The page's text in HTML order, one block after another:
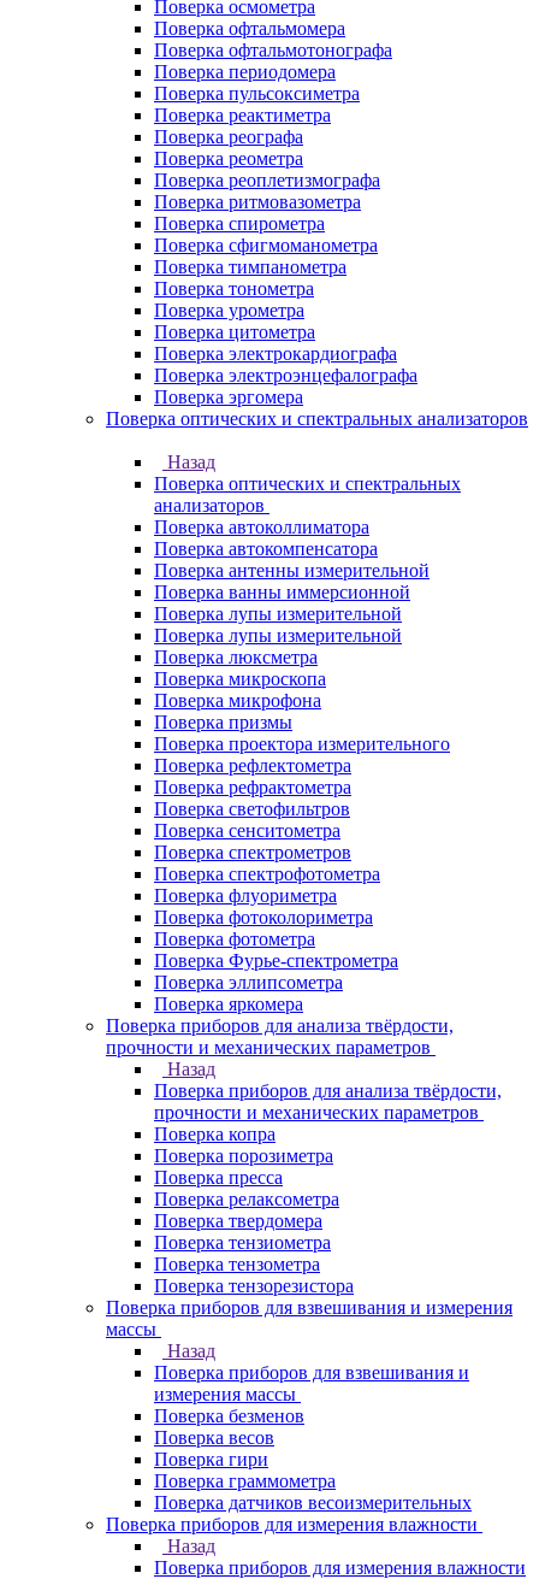
Поверка осмометра
Поверка офтальмомера
Поверка офтальмотонографа
Поверка периодомера
Поверка пульсоксиметра
Поверка реактиметра
Поверка реографа
Поверка реометра
Поверка реоплетизмографа
Поверка ритмовазометра
Поверка спирометра
Поверка сфигмоманометра
Поверка тимпанометра
Поверка тонометра
Поверка урометра
Поверка цитометра
Поверка электрокардиографа
Поверка электроэнцефалографа
Поверка эргомера
Поверка оптических и спектральных анализаторов
Назад
Поверка оптических и спектральных
анализаторов
Поверка автоколлиматора
Поверка автокомпенсатора
Поверка антенны измерительной
Поверка ванны иммерсионной
Поверка лупы измерительной
Поверка лупы измерительной
Поверка люксметра
Поверка микроскопа
Поверка микрофона
Поверка призмы
Поверка проектора измерительного
Поверка рефлектометра
Поверка рефрактометра
Поверка светофильтров
Поверка сенситометра
Поверка спектрометров
Поверка спектрофотометра
Поверка флуориметра
Поверка фотоколориметра
Поверка фотометра
Поверка Фурье-спектрометра
Поверка эллипсометра
Поверка яркомера
Поверка приборов для анализа твёрдости,
прочности и механических параметров
Назад
Поверка приборов для анализа твёрдости,
прочности и механических параметров
Поверка копра
Поверка порозиметра
Поверка пресса
Поверка релаксометра
Поверка твердомера
Поверка тензиометра
Поверка тензометра
Поверка тензорезистора
Поверка приборов для взвешивания и измерения
массы
Назад
Поверка приборов для взвешивания и
измерения массы
Поверка безменов
Поверка весов
Поверка гири
Поверка граммометра
Поверка датчиков весоизмерительных
Поверка приборов для измерения влажности
Назад
Поверка приборов для измерения влажности